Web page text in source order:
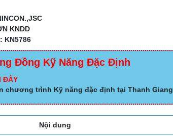
KNDD
KN5786
Đồng Kỹ Năng Đặc Định
ĐÂY
chương trình Kỹ năng đặc định tại Thanh Giang
Nội dung